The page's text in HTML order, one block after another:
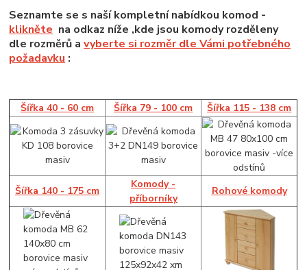
Seznamte se s naší kompletní nabídkou komod -
klikněte na odkaz níže ,kde jsou komody rozděleny
dle rozměrů avyberte si rozměr dle Vámi potřebného
požadavku :
Šířka 40 - 60 cm Šířka 79 - 100 cm Šířka 115 - 138 cm
Šířka 140 - 175 cm
Komody -
příborníky
Rohové komody